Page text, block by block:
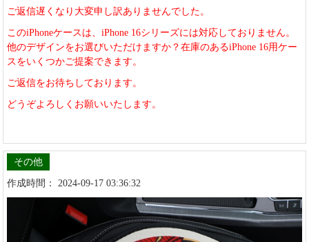
ご返信遅くなり大変申し訳ありませんでした。
このiPhoneケースは、iPhone 16シリーズには対応しておりません。
他のデザインをお選びいただけますか？在庫のあるiPhone 16用ケー
スをいくつかご提案できます。
ご返信をお待ちしております。
どうぞよろしくお願いいたします。
その他
作成時間： 2024-09-17 03:36:32